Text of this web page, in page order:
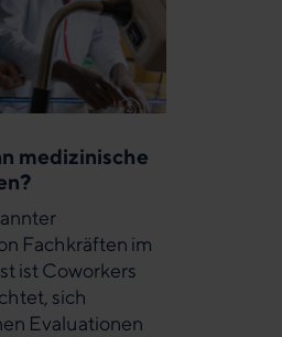
medizinische
Fachkräften im
ist Coworkers
sich
Evaluationen